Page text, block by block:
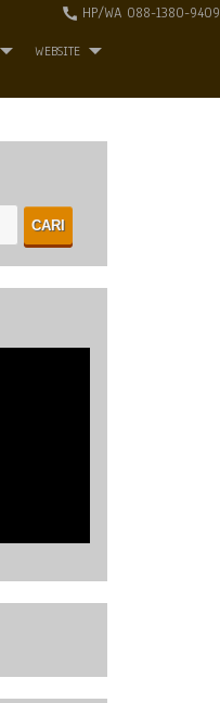
HP/WA 088-1380-9409
WEBSITE